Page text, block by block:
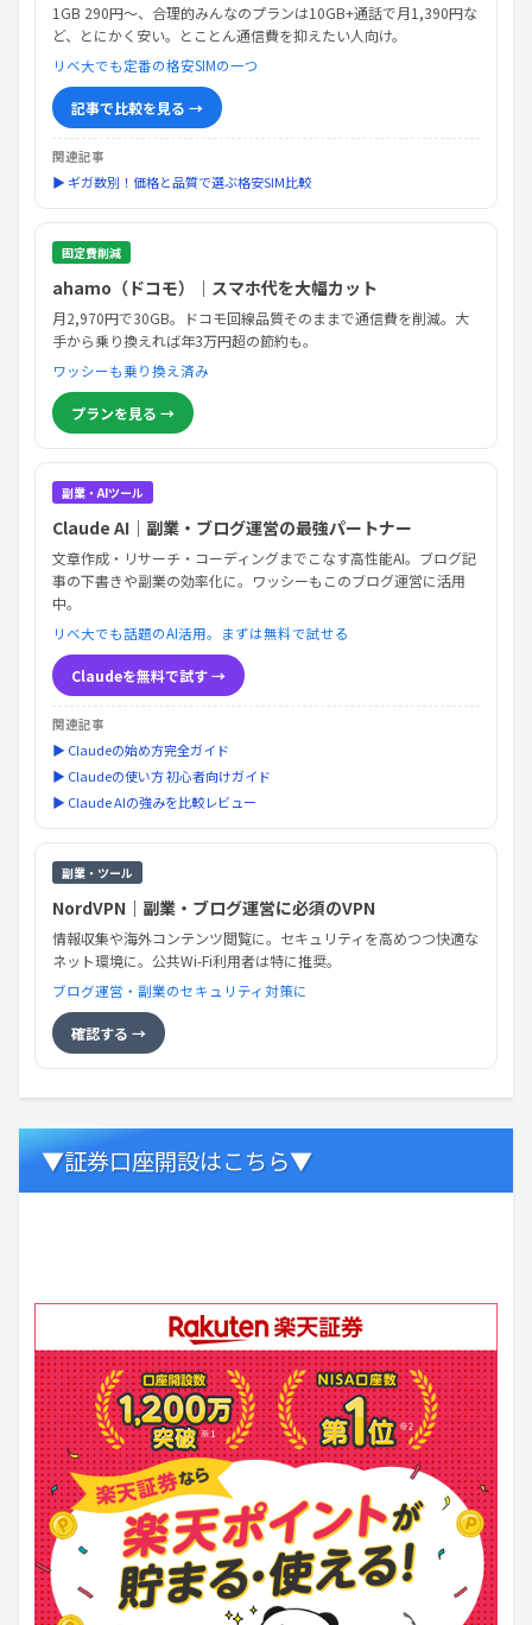
1GB 290円〜、合理的みんなのプランは10GB+通話で月1,390円な
ど、とにかく安い。とことん通信費を抑えたい人向け。
リベ大でも定番の格安SIMの一つ
記事で比較を見る →
関連記事
▶ ギガ数別！価格と品質で選ぶ格安SIM比較
固定費削減
ahamo（ドコモ）｜スマホ代を大幅カット
月2,970円で30GB。ドコモ回線品質そのままで通信費を削減。大
手から乗り換えれば年3万円超の節約も。
ワッシーも乗り換え済み
プランを見る →
副業・AIツール
Claude AI｜副業・ブログ運営の最強パートナー
文章作成・リサーチ・コーディングまでこなす高性能AI。ブログ記
事の下書きや副業の効率化に。ワッシーもこのブログ運営に活用
中。
リベ大でも話題のAI活用。まずは無料で試せる
Claudeを無料で試す →
関連記事
▶ Claudeの始め方完全ガイド
▶ Claudeの使い方 初心者向けガイド
▶ Claude AIの強みを比較レビュー
副業・ツール
NordVPN｜副業・ブログ運営に必須のVPN
情報収集や海外コンテンツ閲覧に。セキュリティを高めつつ快適な
ネット環境に。公共Wi-Fi利用者は特に推奨。
ブログ運営・副業のセキュリティ対策に
確認する →
▼証券口座開設はこちら▼